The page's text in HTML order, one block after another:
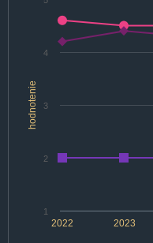
hodnotenie
2022 2023
1
2
3
4